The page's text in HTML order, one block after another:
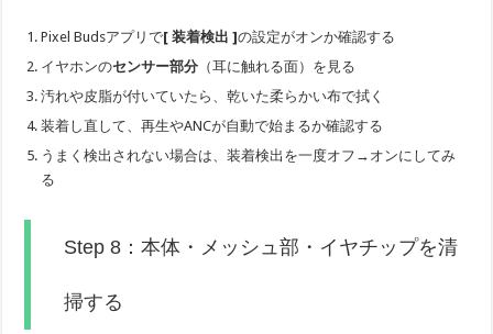
Pixel Budsアプリで[ 装着検出 ]の設定がオンか確認する
イヤホンのセンサー部分 （耳に触れる面）を見る
汚れや皮脂が付いていたら、乾いた柔らかい布で拭く
装着し直して、再生やANCが自動で始まるか確認する
うまく検出されない場合は、装着検出を一度オフ→オンにしてみ
る
Step 8：本体・メッシュ部・イヤチップを清
掃する